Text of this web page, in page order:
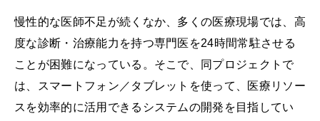
慢性的な医師不足が続くなか、多くの医療現場では、高
度な診断・治療能力を持つ専門医を24時間常駐させる
ことが困難になっている。そこで、同プロジェクトで
は、スマートフォン／タブレットを使って、医療リソー
スを効率的に活用できるシステムの開発を目指してい